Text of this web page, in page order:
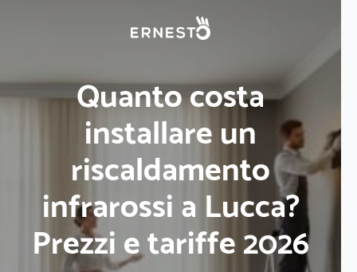
Quanto costa
installare un
riscaldamento
infrarossi a Lucca?
Prezzi e tariffe 2026